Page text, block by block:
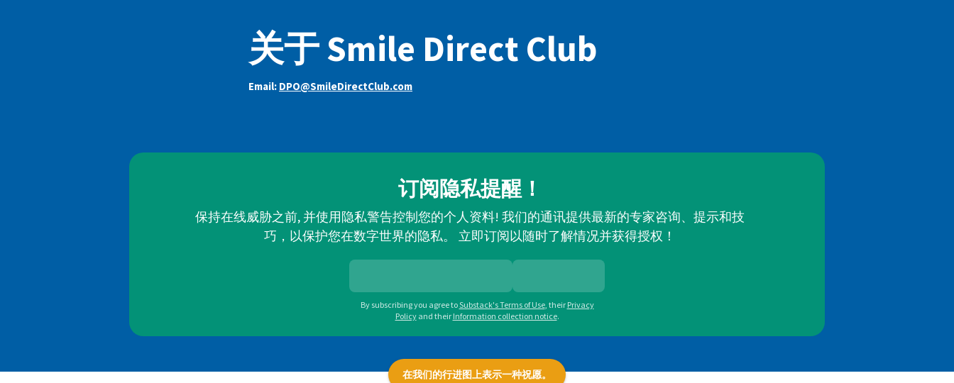
关于 Smile Direct Club
Email: DPO@SmileDirectClub.com
订阅隐私提醒！
保持在线威胁之前, 并使用隐私警告控制您的个人资料! 我们的通讯提供最新的专家咨询、提示和技
巧，以保护您在数字世界的隐私。 立即订阅以随时了解情况并获得授权！
By subscribing you agree toSubstack's Terms of Use, their Privacy
Policy and their Information collection notice.
在我们的行进图上表示一种祝愿。